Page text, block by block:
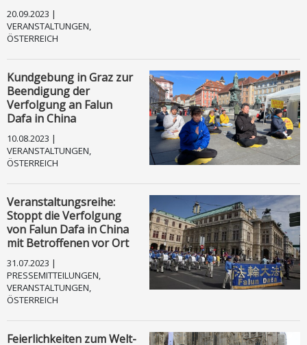
20.09.2023 |
VERANSTALTUNGEN,
ÖSTERREICH
Kundgebung in Graz zur
Beendigung der
Verfolgung an Falun
Dafa in China
10.08.2023 |
VERANSTALTUNGEN,
ÖSTERREICH
Veranstaltungsreihe:
Stoppt die Verfolgung
von Falun Dafa in China
mit Betroffenen vor Ort
31.07.2023 |
PRESSEMITTEILUNGEN,
VERANSTALTUNGEN,
ÖSTERREICH
Feierlichkeiten zum Welt-